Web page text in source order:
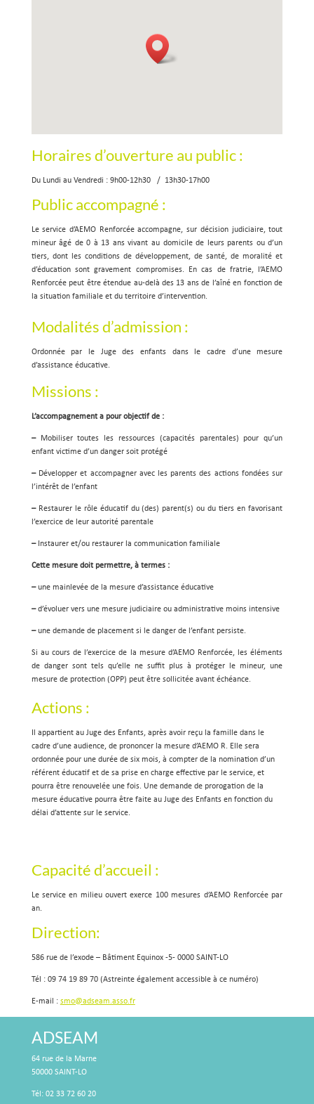
Horaires d’ouverture au public :
Du Lundi au Vendredi : 9h00-12h30 / 13h30-17h00
Public accompagné :
Le service d’AEMO Renforcée accompagne, sur décision judiciaire, tout
mineur âgé de 0 à 13 ans vivant au domicile de leurs parents ou d’un
tiers, dont les conditions de développement, de santé, de moralité et
d’éducation sont gravement compromises. En cas de fratrie, l’AEMO
Renforcée peut être étendue au-delà des 13 ans de l’aîné en fonction de
la situation familiale et du territoire d’intervention.
Modalités d’admission :
Ordonnée par le Juge des enfants dans le cadre d’une mesure
d’assistance éducative.
Missions :
L’accompagnement a pour objectif de :
–Mobiliser toutes les ressources (capacités parentales) pour qu’un
enfant victime d’un danger soit protégé
–Développer et accompagner avec les parents des actions fondées sur
l’intérêt de l’enfant
–Restaurer le rôle éducatif du (des) parent(s) ou du tiers en favorisant
l’exercice de leur autorité parentale
–Instaurer et/ou restaurer la communication familiale
Cette mesure doit permettre, à termes :
–une mainlevée de la mesure d’assistance éducative
–d’évoluer vers une mesure judiciaire ou administrative moins intensive
–une demande de placement si le danger de l’enfant persiste.
Si au cours de l’exercice de la mesure d’AEMO Renforcée, les éléments
de danger sont tels qu’elle ne suffit plus à protéger le mineur, une
mesure de protection (OPP) peut être sollicitée avant échéance.
Actions :
Il appartient au Juge des Enfants, après avoir reçu la famille dans le
cadre d’une audience, de prononcer la mesure d’AEMO R. Elle sera
ordonnée pour une durée de six mois, à compter de la nomination d’un
référent éducatif et de sa prise en charge effective par le service, et
pourra être renouvelée une fois. Une demande de prorogation de la
mesure éducative pourra être faite au Juge des Enfants en fonction du
délai d’attente sur le service.
Capacité d’accueil :
Le service en milieu ouvert exerce 100 mesures d’AEMO Renforcée par
an.
Direction:
586 rue de l’exode – Bâtiment Equinox -5- 0000 SAINT-LO
Tél : 09 74 19 89 70 (Astreinte également accessible à ce numéro)
E-mail : smo@adseam.asso.fr
ADSEAM
64 rue de la Marne
50000 SAINT-LO
Tél: 02 33 72 60 20